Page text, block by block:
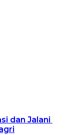
dan Jalani